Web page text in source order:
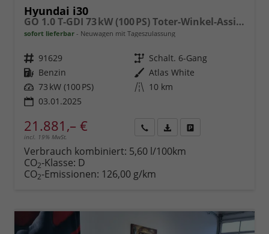
Hyundai i30
GO 1.0 T-GDI 73 kW (100 PS) Toter-Winkel-Assistent, 2-Zonen-Klimaautomatik, PDC vorne und hinten, Rückfahrkamera, LED-Scheinwerfer, Sitzheizung, Lenkradheizung, Navigationssystem, Radio mit DAB, Apple CarPlay, Android Auto, 16 Zoll Leichtmetallfelgen
sofort lieferbar Neuwagen mit Tageszulassung
Fahrzeugnr. 91629 Getriebe Schalt. 6-Gang
Kraftstoff Benzin Außenfarbe Atlas White
Leistung 73 kW (100 PS) Kilometerstand 10 km
03.01.2025
21.881,– €
incl. 19% MwSt.
anfordern
Datei,
Verbrauch kombiniert: 5,60 l/100km
CO2-Klasse: D
CO2-Emissionen: 126,00 g/km